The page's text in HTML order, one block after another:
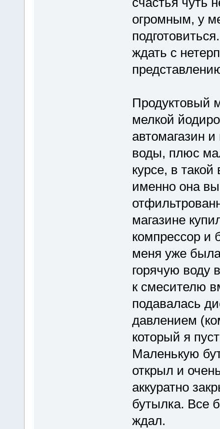
огромным, у
ждать с
Продуктовый
мелкой
автомагазин
воды, плюс
курсе, в такой
именно она
магазине
компрессор и
меня уже
горячую воду
к смесителю
подавалась
давлением
который я
Маленькую
открыл и
аккуратно
бутылка. Все
ждал.